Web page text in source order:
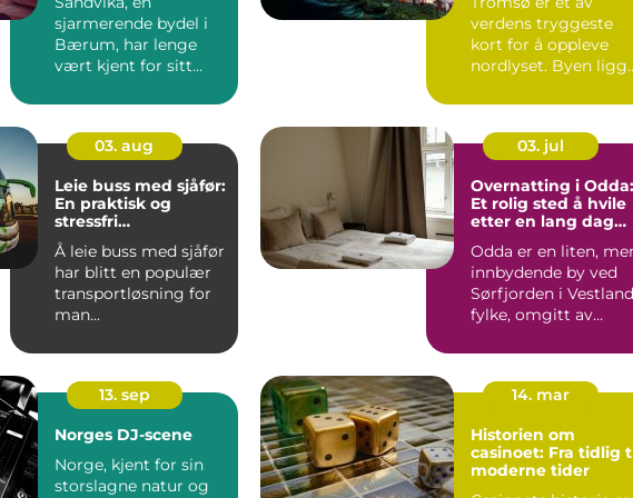
sjarmerende bydel i
Bærum, har lenge
vært kjent for sitt
opplevelser
verdens tryggeste
kort for å oppleve
nordlyset. Byen
03. aug
Leie buss med sjåfør:
En praktisk og
stressfri
transportløsning
Å leie buss med sjåfør
har blitt en populær
transportløsning for
man...
03. jul
Overnatting i Odda:
Et rolig sted å hvile
etter en lang dag
Odda er en liten,
innbydende by ved
Sørfjorden i Vestland
fylke, omgitt av
13. sep
Norges DJ-scene
Norge, kjent for sin
storslagne natur og
14. mar
Historien om
casinoet: Fra tidlig
moderne tider